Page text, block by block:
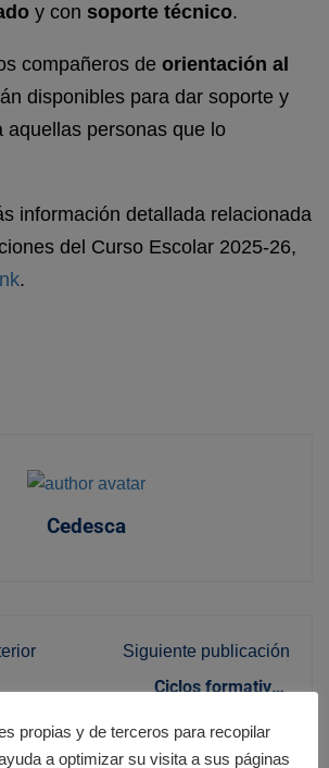
y con soporte técnico.
compañeros de orientación al
disponibles para dar soporte y
aquellas personas que lo
información detallada relacionada
del Curso Escolar 2025-26,
.
Cedesca
de
el
Siguiente publicación
Ciclos formativos
curso incluido
25/04/2025
propias y de terceros para recopilar
a optimizar su visita a sus páginas